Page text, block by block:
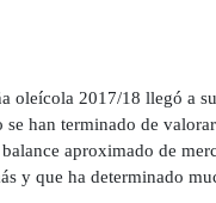
oleícola 2017/18 llegó a
se han terminado de
aproximado de
y que ha determinado